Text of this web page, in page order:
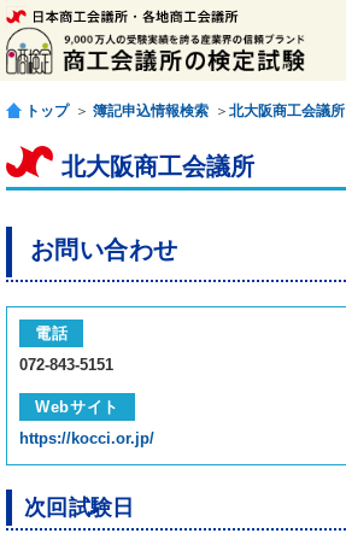
トップ ＞ 簿記申込情報検索 ＞ 北大阪商工会議所
北大阪商工会議所
お問い合わせ
電話
072-843-5151
Webサイト
https://kocci.or.jp/
次回試験日